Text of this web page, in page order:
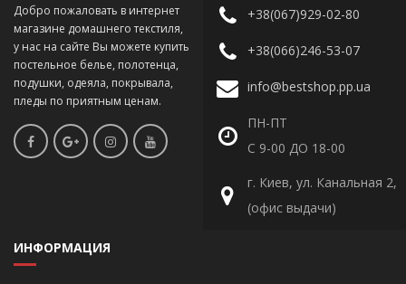
Добро пожаловать в интернет
магазине домашнего текстиля,
у нас на сайте Вы можете купить
постельное белье, полотенца,
подушки, одеяла, покрывала,
пледы по приятным ценам.
+38(067)929-02-80
+38(066)246-53-07
info@bestshop.pp.ua
ПН-ПТ
С 9-00 ДО 18-00
г. Киев, ул. Канальная 2,
(офис выдачи)
ИНФОРМАЦИЯ